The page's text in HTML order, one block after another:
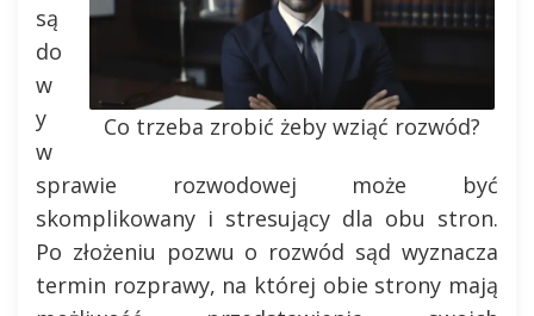
Co trzeba zrobić żeby wziąć rozwód?
są
do
w
y
w
sprawie rozwodowej może być
skomplikowany i stresujący dla obu stron.
Po złożeniu pozwu o rozwód sąd wyznacza
termin rozprawy, na której obie strony mają